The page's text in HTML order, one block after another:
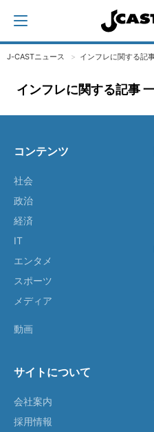
J-CASTニュース インフレに関する記
インフレに関する記事
コンテンツ
社会
政治
経済
IT
エンタメ
スポーツ
メディア
動画
サイトについて
会社案内
採用情報